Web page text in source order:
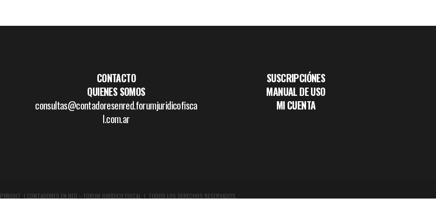
CONTACTO
QUIENES SOMOS
consultas@contadoresenred.forumjuridicofisca
l.com.ar
SUSCRIPCIÓNES
MANUAL DE USO
MI CUENTA
| CONTADORES EN RED – FORUM JURÍDICO FISCAL | TODOS LOS DERECHOS RESERVADOS.